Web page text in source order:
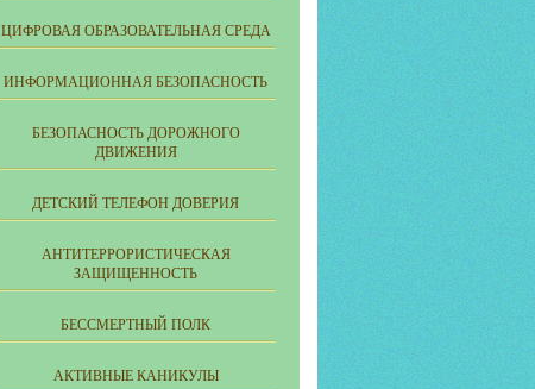
ЦИФРОВАЯ ОБРАЗОВАТЕЛЬНАЯ СРЕДА
ИНФОРМАЦИОННАЯ БЕЗОПАСНОСТЬ
БЕЗОПАСНОСТЬ ДОРОЖНОГО
ДВИЖЕНИЯ
ДЕТСКИЙ ТЕЛЕФОН ДОВЕРИЯ
АНТИТЕРРОРИСТИЧЕСКАЯ
ЗАЩИЩЕННОСТЬ
БЕССМЕРТНЫЙ ПОЛК
АКТИВНЫЕ КАНИКУЛЫ